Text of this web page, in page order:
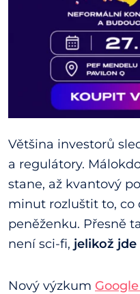
Většina investorů
a regulátory.
stane, až kvantový
minut rozluštit to, co
peněženku. Přesně
není sci-fi, jelikož
Nový výzkum